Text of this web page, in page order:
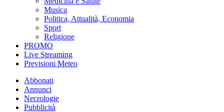
Musica
Politica, Attualità, Economia
Sport
Religione
PROMO
Live Streaming
Previsioni Meteo
Abbonati
Annunci
Necrologie
Pubblicità